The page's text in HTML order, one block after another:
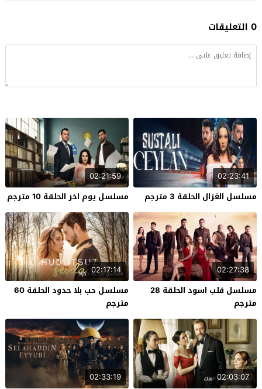
0 التعليقات
02:23:41
مسلسل الغزال الحلقة 3 مترجم
02:21:59
مسلسل يوم اخر الحلقة 10 مترجم
02:27:38
مسلسل قلب اسود الحلقة 28
مترجم
02:17:14
مسلسل حب بلا حدود الحلقة 60
مترجم
02:03:07
02:33:19